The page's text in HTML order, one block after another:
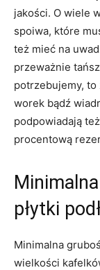
jakości. O wiele
spoiwa, które
też mieć na
przeważnie
potrzebujemy,
worek bądź
podpowiadają
procentową
płytki
Minimalna
wielkości